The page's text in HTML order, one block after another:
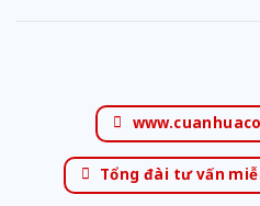
Tổng đài tư vấn